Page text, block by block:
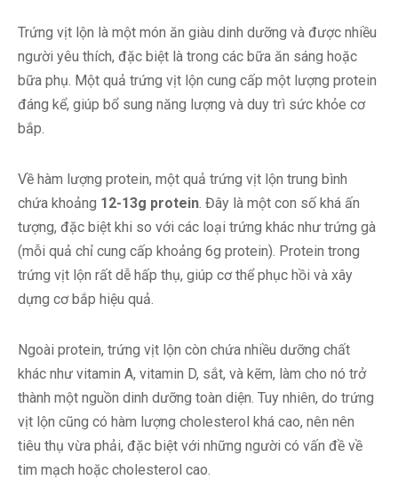
Trứng vịt lộn là một món ăn giàu dinh dưỡng và được nhiều
người yêu thích, đặc biệt là trong các bữa ăn sáng hoặc
bữa phụ. Một quả trứng vịt lộn cung cấp một lượng protein
đáng kể, giúp bổ sung năng lượng và duy trì sức khỏe cơ
bắp.
Về hàm lượng protein, một quả trứng vịt lộn trung bình
chứa khoảng 12-13g protein. Đây là một con số khá ấn
tượng, đặc biệt khi so với các loại trứng khác như trứng gà
(mỗi quả chỉ cung cấp khoảng 6g protein). Protein trong
trứng vịt lộn rất dễ hấp thụ, giúp cơ thể phục hồi và xây
dựng cơ bắp hiệu quả.
Ngoài protein, trứng vịt lộn còn chứa nhiều dưỡng chất
khác như vitamin A, vitamin D, sắt, và kẽm, làm cho nó trở
thành một nguồn dinh dưỡng toàn diện. Tuy nhiên, do trứng
vịt lộn cũng có hàm lượng cholesterol khá cao, nên nên
tiêu thụ vừa phải, đặc biệt với những người có vấn đề về
tim mạch hoặc cholesterol cao.